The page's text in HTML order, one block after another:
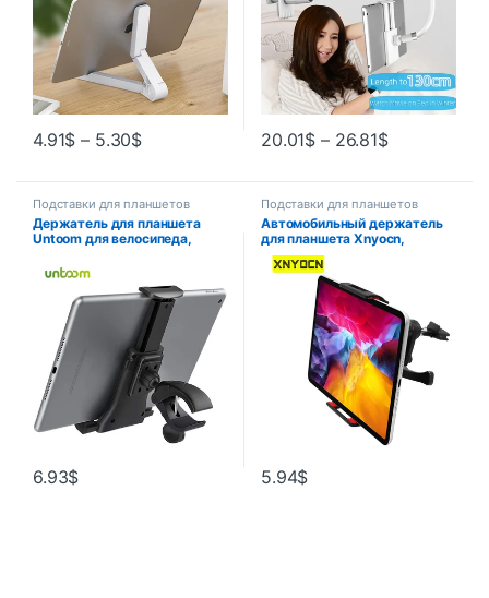
4.91$ – 5.30$ 20.01$ – 26.81$
Подставки для планшетов
Держатель для планшета
Untoom для велосипеда,
спортзала, кронштейн на
руль, подставка для
планшета, поддержка
мобильного телефона для
устройств 4-12 дюймов iPad
6.93$
Подставки для планшетов
Автомобильный держатель
для планшета Xnyocn,
универсальный держатель
для планшета 6, 7, 8, 9, 10, 11
дюймов, подставка для
телефона, ПК, крепление на
вентиляционное отверстие,
аксессуары для планшетов
ipad, Samsung, Xiaomi
5.94$